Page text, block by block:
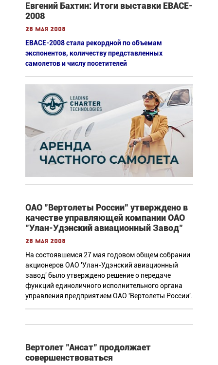
Евгений Бахтин: Итоги выставки EBACE-
2008
28 мая 2008
ЕВАСЕ-2008 стала рекордной по объемам
экспонентов, количеству представленных
самолетов и числу посетителей
ОАО "Вертолеты России" утверждено в
качестве управляющей компании ОАО
"Улан-Удэнский авиационный Завод"
28 мая 2008
На состоявшемся 27 мая годовом общем собрании
акционеров ОАО 'Улан-Удэнский авиационный
завод' было утверждено решение о передаче
функций единоличного исполнительного органа
управления предприятием ОАО 'Вертолеты России'.
Вертолет "Ансат" продолжает
совершенствоваться